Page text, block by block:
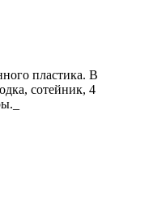
пластика. В
сотейник, 4